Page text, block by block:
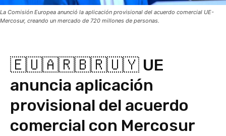
La Comisión Europea anunció la aplicación provisional del acuerdo comercial UE-
Mercosur, creando un mercado de 720 millones de personas.
🇪🇺🇦🇷🇧🇷🇺🇾 UE
anuncia aplicación
provisional del acuerdo
comercial con Mercosur